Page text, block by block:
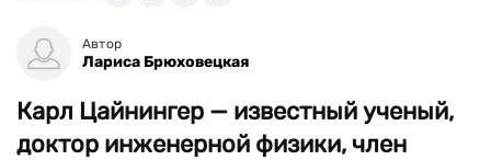
Автор
Лариса Брюховецкая
Карл Цайнингер — известный ученый,
доктор инженерной физики, член